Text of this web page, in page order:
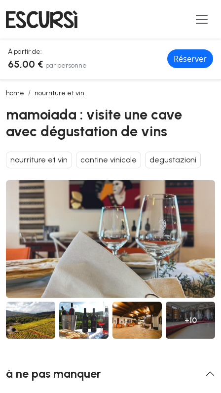
À partir de:
65,00 € par personne
Réserver
home nourriture et vin
mamoiada : visite une cave avec dégustation de vins
mamoiada : visite une cave
avec dégustation de vins
nourriture et vin cantine vinicole degustazioni
+10
à ne pas manquer